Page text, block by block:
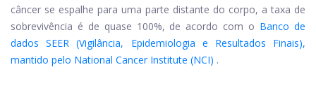
câncer se espalhe para uma parte distante do corpo, a taxa de
sobrevivência é de quase 100%, de acordo com o Banco de
dados SEER (Vigilância, Epidemiologia e Resultados Finais),
mantido pelo National Cancer Institute (NCI) .